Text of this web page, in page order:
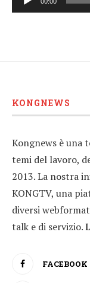
KONGNEWS
Kongnews è una
temi del lavoro,
2013. La nostra
KONGTV, una
diversi
talk e di servizio.
FACEBOOK